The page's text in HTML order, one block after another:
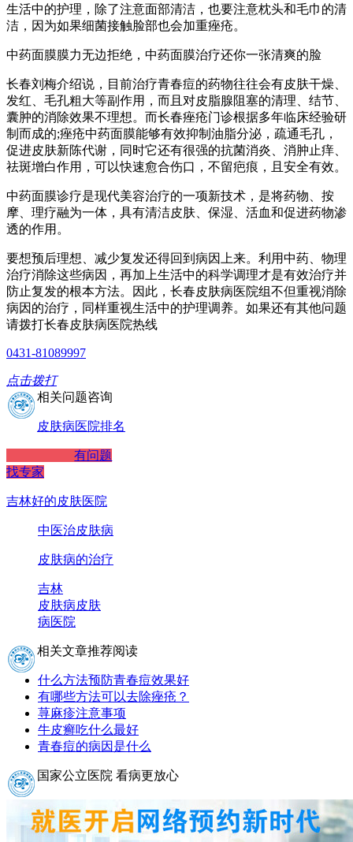
生活中的护理，除了注意面部清洁，也要注意枕头和毛巾的清
洁，因为如果细菌接触脸部也会加重痤疮。
中药面膜膜力无边拒绝，中药面膜治疗还你一张清爽的脸
长春刘梅介绍说，目前治疗青春痘的药物往往会有皮肤干燥、
发红、毛孔粗大等副作用，而且对皮脂腺阻塞的清理、结节、
囊肿的消除效果不理想。而长春痤疮门诊根据多年临床经验研
制而成的;痤疮中药面膜能够有效抑制油脂分泌，疏通毛孔，
促进皮肤新陈代谢，同时它还有很强的抗菌消炎、消肿止痒、
祛斑增白作用，可以快速愈合伤口，不留疤痕，且安全有效。
中药面膜诊疗是现代美容治疗的一项新技术，是将药物、按
摩、理疗融为一体，具有清洁皮肤、保湿、活血和促进药物渗
透的作用。
要想预后理想、减少复发还得回到病因上来。利用中药、物理
治疗消除这些病因，再加上生活中的科学调理才是有效治疗并
防止复发的根本方法。因此，长春皮肤病医院组不但重视消除
病因的治疗，同样重视生活中的护理调养。如果还有其他问题
请拨打长春皮肤病医院热线
0431-81089997
点击拨打
相关问题咨询
皮肤病医院排名
有问题
找专家
吉林好的皮肤医院
中医治皮肤病
皮肤病的治疗
吉林
皮肤病皮肤
病医院
相关文章推荐阅读
什么方法预防青春痘效果好
有哪些方法可以去除痤疮？
荨麻疹注意事项
牛皮癣吃什么最好
青春痘的病因是什么
国家公立医院 看病更放心